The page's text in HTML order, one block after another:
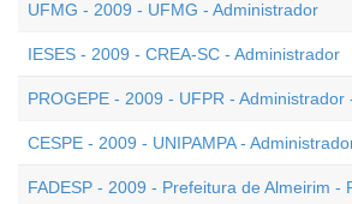
UFMG - 2009 - UFMG - Administrador
IESES - 2009 - CREA-SC - Administrador
PROGEPE - 2009 - UFPR - Administrador
CESPE - 2009 - UNIPAMPA -
FADESP - 2009 - Prefeitura de Almeirim -